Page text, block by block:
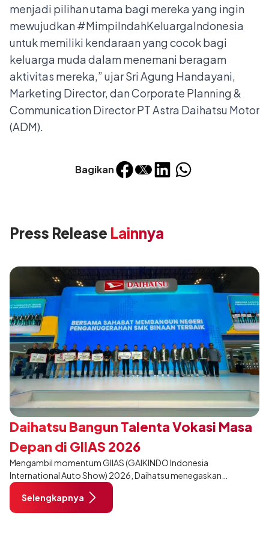
Bagikan
menjadi pilihan utama bagi mereka yang ingin
mewujudkan #MimpiIndahKeluargaIndonesia
untuk memiliki kendaraan yang cocok bagi
keluarga muda dalam menemani beragam
aktivitas mereka,” ujar Sri Agung Handayani,
Marketing Director, dan Corporate Planning &
Communication Director PT Astra Daihatsu Motor
(ADM).
Press Release Lainnya
Daihatsu Bangun Talenta Vokasi Masa
Depan di GIIAS 2026
Mengambil momentum GIIAS (GAIKINDO Indonesia
International Auto Show) 2026, Daihatsu menegaskan
komitmennya dalam meningkatkan kualitas SDM (Sumber Daya
Manusia) melalui pendidikan vokasi bertema “Bersama Sahabat
Membangun Negeri”. Komitmen ini diwujudkan melalui ajang
Selengkapnya